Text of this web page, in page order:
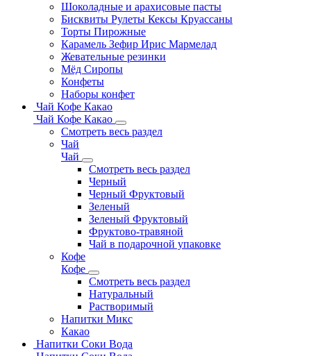
Шоколадные и арахисовые пасты
Бисквиты Рулеты Кексы Круассаны
Торты Пирожные
Карамель Зефир Ирис Мармелад
Жевательные резинки
Мёд Сиропы
Конфеты
Наборы конфет
Чай Кофе Какао
Чай Кофе Какао
Смотреть весь раздел
Чай
Чай
Смотреть весь раздел
Черный
Черный Фруктовый
Зеленый
Зеленый Фруктовый
Фруктово-травяной
Чай в подарочной упаковке
Кофе
Кофе
Смотреть весь раздел
Натуральный
Растворимый
Напитки Микс
Какао
Напитки Соки Вода